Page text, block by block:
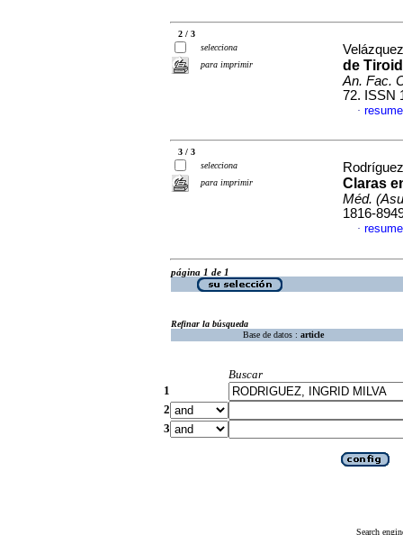
2 / 3
selecciona
para imprimir
de
An. Fac.
72. ISSN
·
3 / 3
selecciona
para imprimir
Claras
Méd.
1816-
·
página 1 de 1
Refinar la búsqueda
Base de datos : article
Buscar
1
2
3
Search